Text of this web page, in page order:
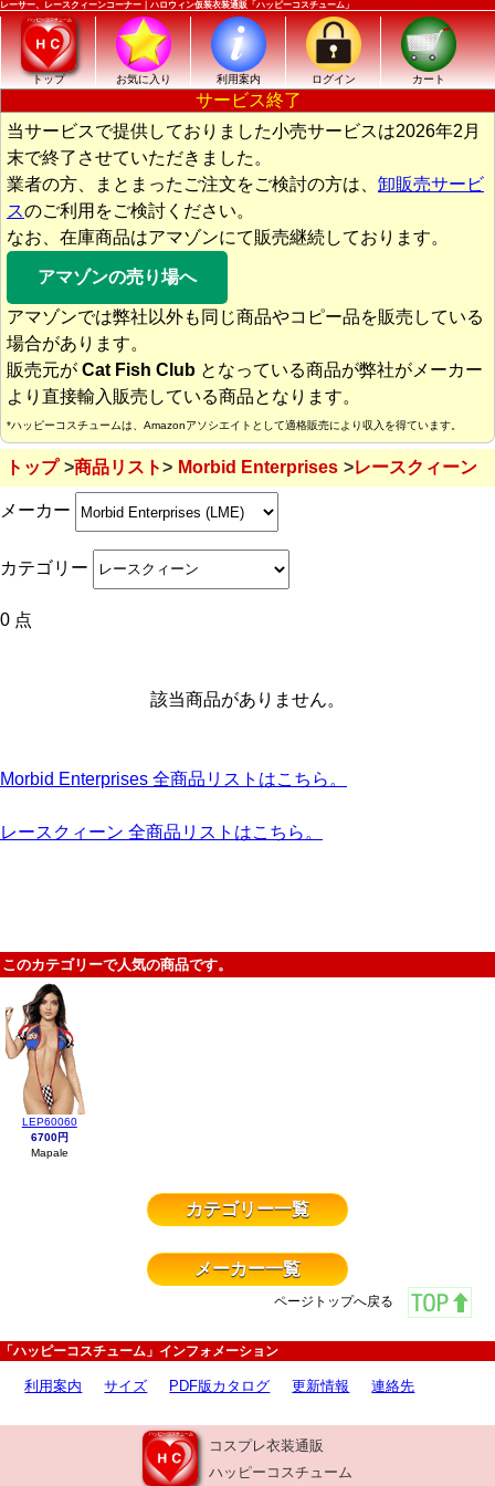
レーサー、レースクィーンコーナー｜ハロウィン仮装衣装通販「ハッピーコスチューム」
トップ お気に入り 利用案内 ログイン カート
サービス終了
当サービスで提供しておりました小売サービスは2026年2月
末で終了させていただきました。
業者の方、まとまったご注文をご検討の方は、 卸販売サービ
スのご利用をご検討ください。
なお、在庫商品はアマゾンにて販売継続しております。
アマゾンの売り場へ
アマゾンでは弊社以外も同じ商品やコピー品を販売している
場合があります。
販売元が Cat Fish Club となっている商品が弊社がメーカー
より直接輸入販売している商品となります。
*ハッピーコスチュームは、Amazonアソシエイトとして適格販売により収入を得ています。
トップ 商品リスト Morbid Enterprises レースクィーン
メーカー
カテゴリー
0 点
該当商品がありません。
Morbid Enterprises 全商品リストはこちら。
レースクィーン 全商品リストはこちら。
このカテゴリーで人気の商品です。
LEP60060
6700円
Mapale
カテゴリー一覧
メーカー一覧
ページトップへ戻る
「ハッピーコスチューム」インフォメーション
利用案内 サイズ PDF版カタログ 更新情報 連絡先
コスプレ衣装通販
ハッピーコスチューム